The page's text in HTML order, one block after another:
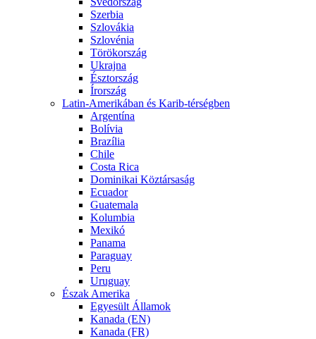
Szerbia
Szlovákia
Szlovénia
Törökország
Ukrajna
Észtország
Írország
Latin-Amerikában és Karib-térségben
Argentína
Bolívia
Brazília
Chile
Costa Rica
Dominikai Köztársaság
Ecuador
Guatemala
Kolumbia
Mexikó
Panama
Paraguay
Peru
Uruguay
Észak Amerika
Egyesült Államok
Kanada (EN)
Kanada (FR)